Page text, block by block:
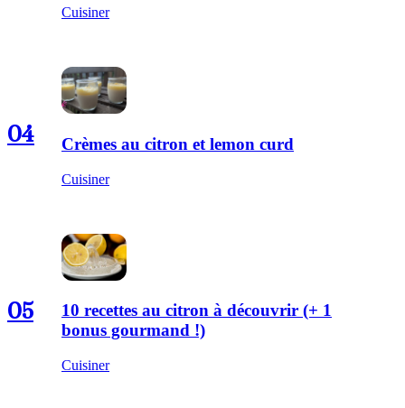
Cuisiner
04 Crèmes au citron et lemon curd
Cuisiner
05
10 recettes au citron à découvrir (+ 1
bonus gourmand !)
Cuisiner